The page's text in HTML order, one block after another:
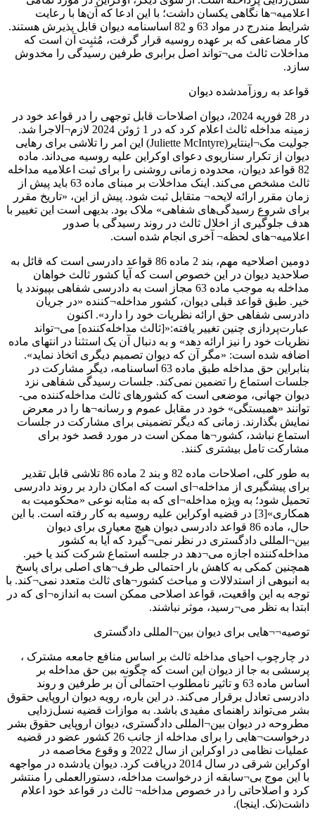
اعلامیه¬ها نگاهی یکسان داشت؛ با این ادعا که آن‌ها با رعایت
شرایط مندرج در مواد 63 و 82 اساسنامه دیوان قابل پذیرش هستند.
کار مضاعفی که بر عهده روسیه قرار گرفت، مُثبِت آن است که
مداخلات ثالث می¬تواند اصل برابری طرفین رسیدگی را مخدوش
سازد.
قواعد به روزآمدشده دیوان
در 28 فوریه 2024، دیوان اصلاحات قابل توجهی را در قواعد خود در
زمینه مداخله ثالث اعلام کرد که در 1 ژوئن 2024 لازم¬الاجرا شد.
جولیت مک¬اینتایر(Juliette McIntyre) این امر را تلاشی برای رهایی
دیوان از تکرار سناریوی دعوای اوکراین علیه روسیه می‌داند. ماده
82 قواعد دیوان، محدوده زمانی روشنی را برای ثبت اعلامیه مداخله
ثالث مشخص می‌کند. اینک مداخلات بر مبنای ماده 63 باید پیش از
زمان مقرر ارائه لایحه¬ متقابل ثبت شود. پیش از این، «تاریخ مقرر
برای شروع رسیدگی‌های شفاهی» ملاک بود. بدیهی است این تغییر با
هدف جلوگیری از اخلال ثالث در روند رسیدگی با صدور
اعلامیه¬های لحظه¬ آخری انجام شده است.
دومین اصلاحیه مهم، بند 2 ماده 86 قواعد دادرسی است که قائل به
صلاحدید دیوان در این خصوص است که آیا کشور ثالث خواهان
مداخله به موجب ماده 63 مجاز است به دادرسی شفاهی بپیوندد یا
خیر. طبق قواعد قبلی دیوان، کشور مداخله¬کننده «در جریان
دادرسی شفاهی حق ارائه نظریات خود را دارد». اکنون
عبارت‌پردازی چنین تغییر یافته:«[ثالث مداخله‌کننده] می¬تواند
نظریات خود را نیز ارائه دهد» و به دنبال آن یک استثنا در انتهای ماده
اضافه شده است: «مگر آن که دیوان تصمیم دیگری اتخاذ نماید».
بنابراین حق مداخله طبق ماده 63 اساسنامه، دیگر مشارکت در
جلسات استماع را تضمین نمی‌کند. جلسات رسیدگی شفاهی نزد
دیوان جهانی، موضعی است که کشورهای ثالث مداخله‌کننده می-
توانند «همبستگی» خود در مقابل عموم و رسانه¬ها را در معرض
نمایش بگذارند. زمانی که دیگر تضمینی برای مشارکت در جلسات
استماع نباشد، کشور¬ها ممکن است در مورد قصد خود برای
مشارکت تامل بیشتری کنند.
به طور کلی، اصلاحات ماده 82 و بند 2 ماده 86 تلاشی قابل تقدیر
برای پیشگیری از مداخله¬ای است که امکان دارد بر روند دادرسی
تحمیل شود؛ به ویژه مداخله¬ای که به مثابه نوعی «محکومیت به
همکاری»[3] در قضیه اوکراین علیه روسیه به کار رفته است. با این
حال، ماده 86 قواعد دادرسی دیوان هیچ معیاری برای دیوان
بین¬المللی دادگستری در نظر نمی¬گیرد که آیا به کشور
مداخله‌کننده اجازه می¬دهد در جلسه استماع شرکت کند یا خیر.
همچنین کمکی به کاهش بار احتمالی طرف¬های اصلی برای پاسخ
به انبوهی از استدلالات و مباحث کشور¬های ثالث متعدد نمی¬کند. با
توجه به این واقعیت، قواعد اصلاحی ممکن است به اندازه¬ای که در
ابتدا به نظر می¬رسید، موثر نباشند.
توصیه¬¬هایی برای دیوان بین¬المللی دادگستری
در چارچوب احیای مداخله ثالث بر اساس منافع جامعه مشترک ،
پرسشی به جا از دیوان این است که چگونه بین حق مداخله بر
اساس ماده 63 و تاثیر نامطلوب احتمالی آن بر طرفین و روند
دادرسی تعادل برقرار می‌کند. در این باره، رویه دیوان اروپایی حقوق
بشر می‌تواند راهنمای مفیدی باشد. به موازات قضیه نسل‌زدایی
مطروحه در دیوان بین¬المللی دادگستری، دیوان اروپایی حقوق بشر
درخواست¬هایی را برای مداخله از جانب 26 کشور عضو در قضیه
عملیات نظامی در اوکراین از سال 2022 و وقوع مخاصمه در
اوکراین شرقی در سال 2014 دریافت کرد. دیوان یادشده در مواجهه
با این موج بی¬سابقه از درخواست مداخله، دستورالعملی را منتشر
کرد و اصلاحاتی را در خصوص مداخله¬ ثالث در قواعد خود اعلام
داشت(نک. اینجا).